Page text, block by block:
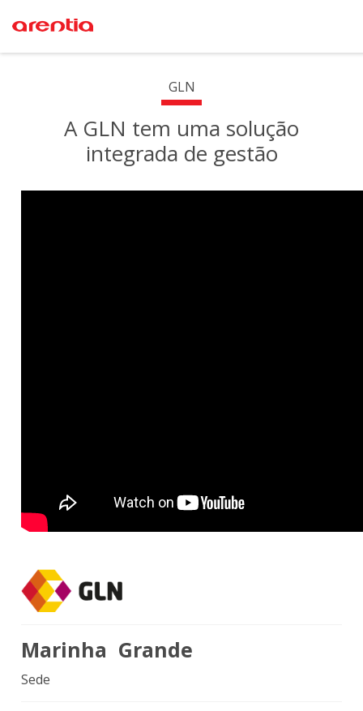
GLN
A GLN tem uma solução
integrada de gestão
Marinha Grande
Sede